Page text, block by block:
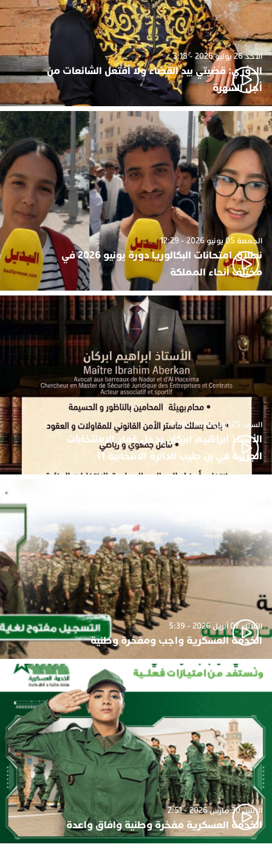
الأحد 26 يوليو 2026 - 3:18
الدوزي: قضيتي بيد القضاء ولا أفتعل الشائعات من
أجل الشهرة
الجمعة 05 يونيو 2026 - 12:29
نطلاق امتحانات البكالوريا دورة يونيو 2026 في
مختلف أنحاء المملكة
السبت 25 أبريل 2026 - 7:30
الأستاذ ابراهيم ابركان يدخل غمار الامنتخابات
الجزئية في بن طيب الدائرة الانتخابية 11
الثلاثاء 07 أبريل 2026 - 5:39
الخدمة العسكرية واجب ومفخرة وطنية
الإثنين 30 مارس 2026 - 2:51
الخدمة العسكرية مفخرة وطنية وافاق واعدة